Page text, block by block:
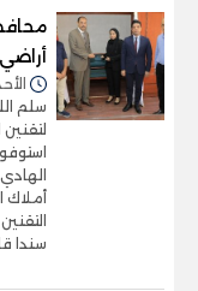
الأحد 06/أكتوبر/2024
أملاك
سندا